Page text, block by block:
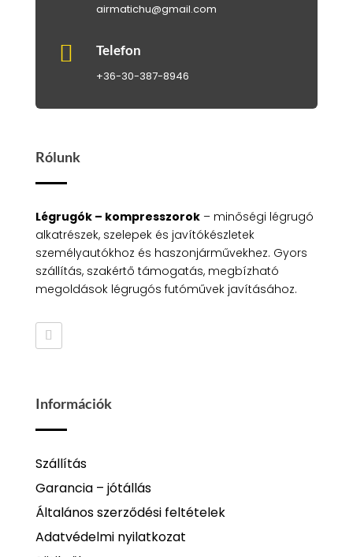
airmatichu@gmail.com
 Telefon
+36-30-387-8946
Rólunk
Légrugók – kompresszorok– minőségi légrugó
alkatrészek, szelepek és javítókészletek
személyautókhoz és haszonjárművekhez. Gyors
szállítás, szakértő támogatás, megbízható
megoldások légrugós futóművek javításához.
Információk
Szállítás
Garancia – jótállás
Általános szerződési feltételek
Adatvédelmi nyilatkozat